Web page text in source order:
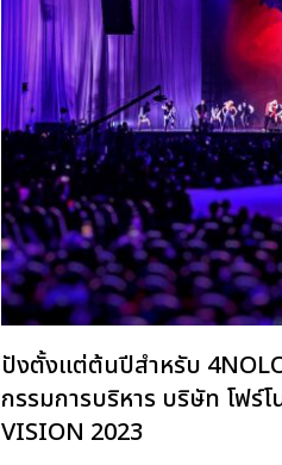
ปังตั้งแต่ต้นปีสำหรับ
กรรมการบริหาร บริษัท โฟร์
VISION 2023